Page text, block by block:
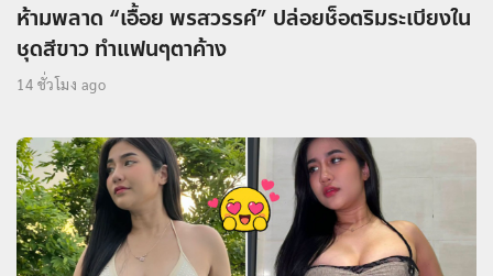
ห้ามพลาด “เอื้อย พรสวรรค์” ปล่อยช็อตริมระเบียงใน
ชุดสีขาว ทำแฟนๆตาค้าง
14 ชั่วโมง ago